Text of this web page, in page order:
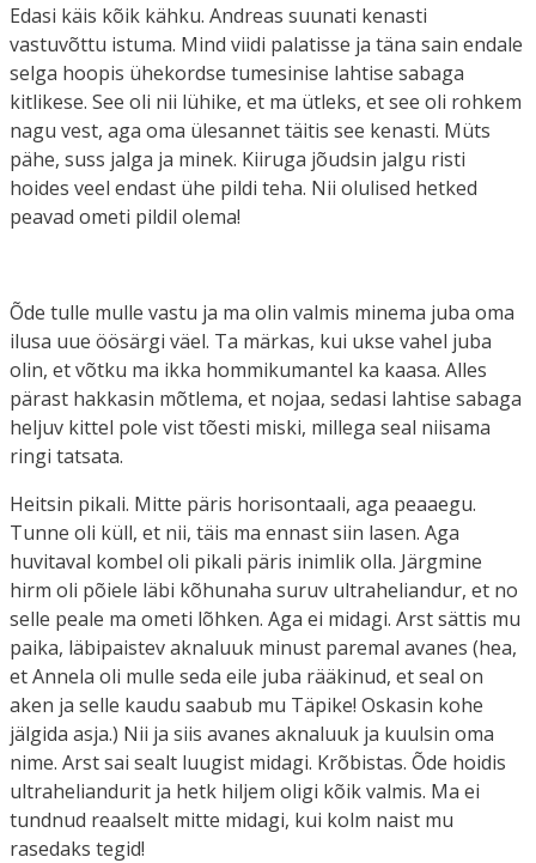
Edasi käis kõik kähku. Andreas suunati kenasti
vastuvõttu istuma. Mind viidi palatisse ja täna sain endale
selga hoopis ühekordse tumesinise lahtise sabaga
kitlikese. See oli nii lühike, et ma ütleks, et see oli rohkem
nagu vest, aga oma ülesannet täitis see kenasti. Müts
pähe, suss jalga ja minek. Kiiruga jõudsin jalgu risti
hoides veel endast ühe pildi teha. Nii olulised hetked
peavad ometi pildil olema!
Õde tulle mulle vastu ja ma olin valmis minema juba oma
ilusa uue öösärgi väel. Ta märkas, kui ukse vahel juba
olin, et võtku ma ikka hommikumantel ka kaasa. Alles
pärast hakkasin mõtlema, et nojaa, sedasi lahtise sabaga
heljuv kittel pole vist tõesti miski, millega seal niisama
ringi tatsata.
Heitsin pikali. Mitte päris horisontaali, aga peaaegu.
Tunne oli küll, et nii, täis ma ennast siin lasen. Aga
huvitaval kombel oli pikali päris inimlik olla. Järgmine
hirm oli põiele läbi kõhunaha suruv ultraheliandur, et no
selle peale ma ometi lõhken. Aga ei midagi. Arst sättis mu
paika, läbipaistev aknaluuk minust paremal avanes (hea,
et Annela oli mulle seda eile juba rääkinud, et seal on
aken ja selle kaudu saabub mu Täpike! Oskasin kohe
jälgida asja.) Nii ja siis avanes aknaluuk ja kuulsin oma
nime. Arst sai sealt luugist midagi. Krõbistas. Õde hoidis
ultraheliandurit ja hetk hiljem oligi kõik valmis. Ma ei
tundnud reaalselt mitte midagi, kui kolm naist mu
rasedaks tegid!